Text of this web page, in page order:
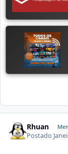
Rhuan
Postado